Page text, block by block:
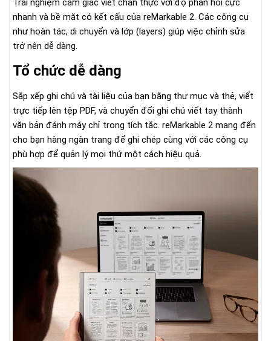
Trải nghiệm cảm giác viết chân thực với độ phản hồi cực
nhanh và bề mặt có kết cấu của reMarkable 2. Các công cụ
như hoàn tác, di chuyển và lớp (layers) giúp việc chỉnh sửa
trở nên dễ dàng.
Tổ chức dễ dàng
Sắp xếp ghi chú và tài liệu của bạn bằng thư mục và thẻ, viết
trực tiếp lên tệp PDF, và chuyển đổi ghi chú viết tay thành
văn bản đánh máy chỉ trong tích tắc. reMarkable 2 mang đến
cho bạn hàng ngàn trang để ghi chép cùng với các công cụ
phù hợp để quản lý mọi thứ một cách hiệu quả.